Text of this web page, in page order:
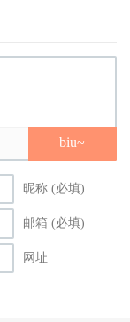
biu~
昵称 (必填)
邮箱 (必填)
网址